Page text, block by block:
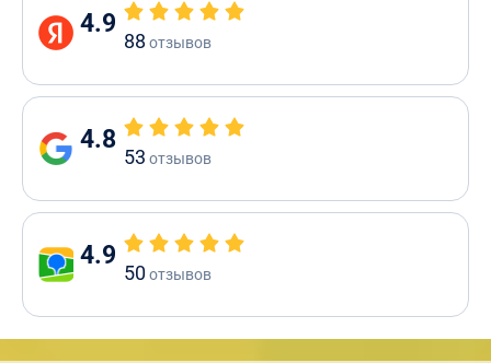
4.9
88 отзывов
4.8
53 отзывов
4.9
50отзывов